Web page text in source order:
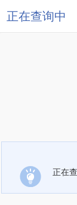
正在查询中
正在